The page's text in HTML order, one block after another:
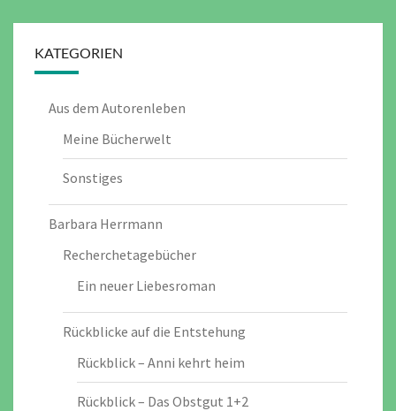
KATEGORIEN
Aus dem Autorenleben
Meine Bücherwelt
Sonstiges
Barbara Herrmann
Recherchetagebücher
Ein neuer Liebesroman
Rückblicke auf die Entstehung
Rückblick – Anni kehrt heim
Rückblick – Das Obstgut 1+2